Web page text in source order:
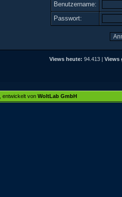
Benutzername:
Passwort:
Views heute: 94.413 | Views
, entwickelt von WoltLab GmbH